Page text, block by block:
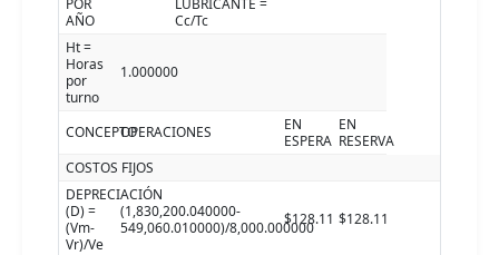
POR
AÑO
LUBRICANTE =
Cc/Tc
Ht =
Horas
por
turno
1.000000
CONCEPTOOPERACIONES
EN
ESPERA
EN
RESERVA
COSTOS FIJOS
DEPRECIACIÓN
(D) =
(Vm-
Vr)/Ve
(1,830,200.040000-
549,060.010000)/8,000.000000
$128.11 $128.11